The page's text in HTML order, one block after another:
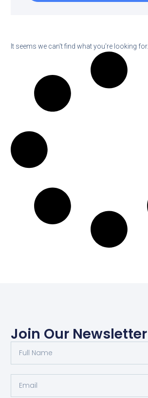
It seems we can't find what you're looking for.
Join Our Newsletter